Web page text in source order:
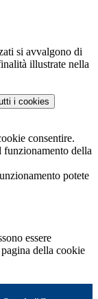
si avvalgono di
illustrate nella
i cookies
consentire.
funzionamento della
potete
essere
della cookie